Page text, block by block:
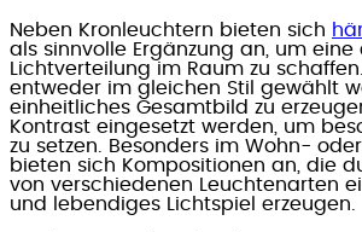
Neben Kronleuchtern bieten sich
als sinnvolle Ergänzung an, um
Lichtverteilung im Raum zu
entweder im gleichen Stil gewählt
einheitliches Gesamtbild zu
Kontrast eingesetzt werden, um
zu setzen. Besonders im Wohn-
bieten sich Kompositionen an, die
von verschiedenen Leuchtenarten
und lebendiges Lichtspiel erzeugen.